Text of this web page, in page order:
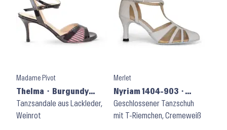
Madame Pivot
Thelma ⬝ Burgundy
Patent + Glitter Net
Tanzsandale aus Lackleder,
Weinrot
Merlet
Nyriam 1404-903 ⬝
Perle Velours
Geschlossener Tanzschuh
mit T-Riemchen, Cremeweiß